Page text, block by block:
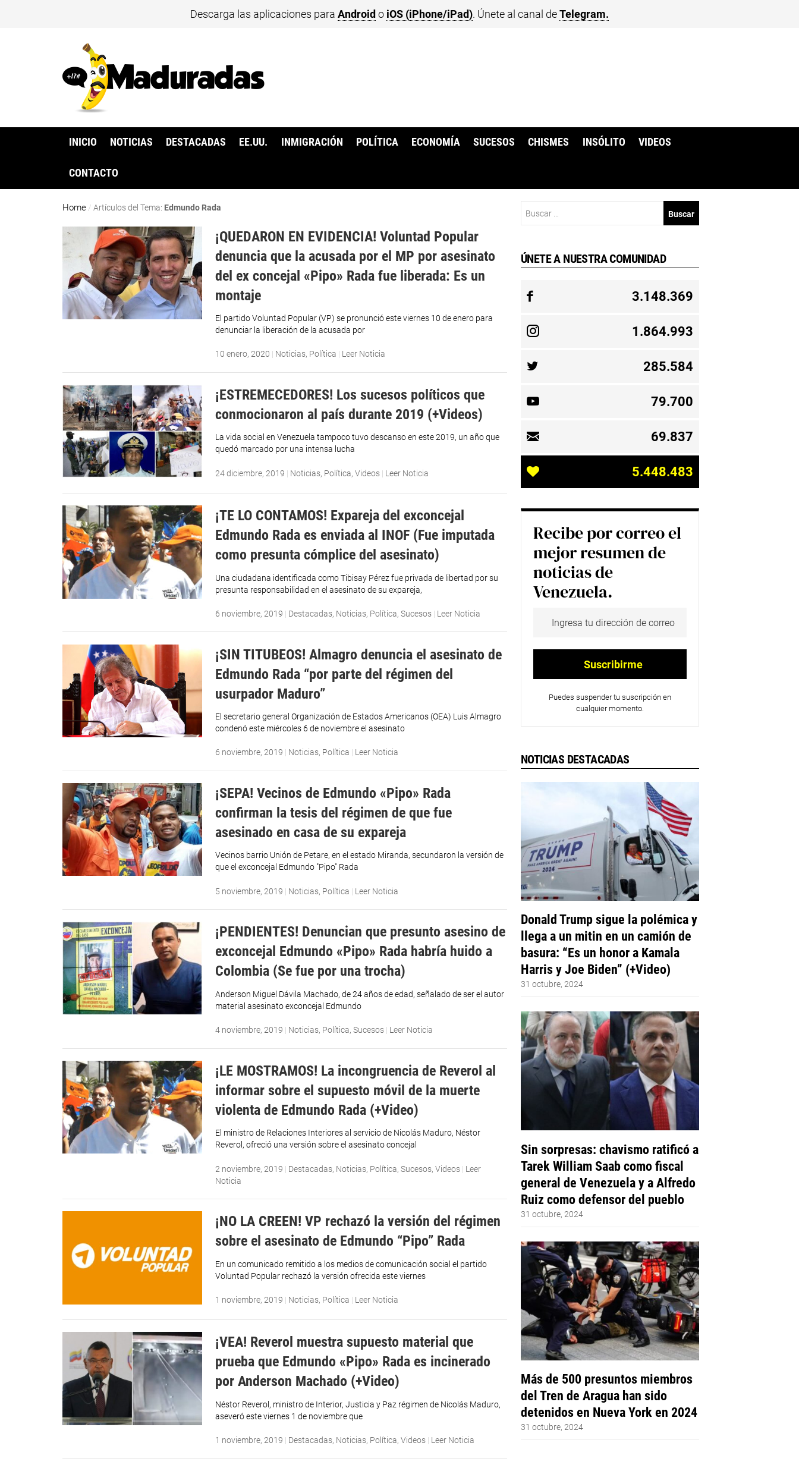
Descarga las aplicaciones para Android o iOS (iPhone/iPad). Únete al canal deTelegram.
INICIO NOTICIAS DESTACADAS EE.UU. INMIGRACIÓN POLÍTICA ECONOMÍA SUCESOS CHISMES INSÓLITO VIDEOS
CONTACTO
Home /Artículos del Tema: Edmundo Rada
¡QUEDARON EN EVIDENCIA! Voluntad Popular
denuncia que la acusada por el MP por asesinato
del ex concejal «Pipo» Rada fue liberada: Es un
montaje
El partido Voluntad Popular (VP) se pronunció este viernes 10 de enero para
denunciar la liberación de la acusada por
10 enero, 2020 | Noticias, Política | Leer Noticia
¡ESTREMECEDORES! Los sucesos políticos que
conmocionaron al país durante 2019 (+Videos)
La vida social en Venezuela tampoco tuvo descanso en este 2019, un año que
quedó marcado por una intensa lucha
24 diciembre, 2019 | Noticias, Política,Videos | Leer Noticia
¡TE LO CONTAMOS! Expareja del exconcejal
Edmundo Rada es enviada al INOF (Fue imputada
como presunta cómplice del asesinato)
Una ciudadana identificada como Tibisay Pérez fue privada de libertad por su
presunta responsabilidad en el asesinato de su expareja,
6 noviembre, 2019 | Destacadas, Noticias, Política,Sucesos | Leer Noticia
¡SIN TITUBEOS! Almagro denuncia el asesinato de
Edmundo Rada “por parte del régimen del
usurpador Maduro”
El secretario general Organización de Estados Americanos (OEA) Luis Almagro
condenó este miércoles 6 de noviembre el asesinato
6 noviembre, 2019 | Noticias, Política | Leer Noticia
¡SEPA! Vecinos de Edmundo «Pipo» Rada
confirman la tesis del régimen de que fue
asesinado en casa de su expareja
Vecinos barrio Unión de Petare, en el estado Miranda, secundaron la versión de
que el exconcejal Edmundo "Pipo" Rada
5 noviembre, 2019 | Noticias, Política | Leer Noticia
¡PENDIENTES! Denuncian que presunto asesino de
exconcejal Edmundo «Pipo» Rada habría huido a
Colombia (Se fue por una trocha)
Anderson Miguel Dávila Machado, de 24 años de edad, señalado de ser el autor
material asesinato exconcejal Edmundo
4 noviembre, 2019 | Noticias, Política,Sucesos | Leer Noticia
¡LE MOSTRAMOS! La incongruencia de Reverol al
informar sobre el supuesto móvil de la muerte
violenta de Edmundo Rada (+Video)
El ministro de Relaciones Interiores al servicio de Nicolás Maduro, Néstor
Reverol, ofreció una versión sobre el asesinato concejal
2 noviembre, 2019 | Destacadas, Noticias, Política,Sucesos,Videos | Leer
Noticia
¡NO LA CREEN! VP rechazó la versión del régimen
sobre el asesinato de Edmundo “Pipo” Rada
En un comunicado remitido a los medios de comunicación social el partido
Voluntad Popular rechazó la versión ofrecida este viernes
1 noviembre, 2019 | Noticias, Política | Leer Noticia
¡VEA! Reverol muestra supuesto material que
prueba que Edmundo «Pipo» Rada es incinerado
por Anderson Machado (+Video)
Néstor Reverol, ministro de Interior, Justicia y Paz régimen de Nicolás Maduro,
aseveró este viernes 1 de noviembre que
1 noviembre, 2019 | Destacadas, Noticias, Política,Videos | Leer Noticia
ÚNETE A NUESTRA COMUNIDAD
3.148.369
1.864.993
285.584
79.700
69.837
5.448.483
Recibe por correo el
mejor resumen de
noticias de
Venezuela.
Puedes suspender tu suscripción en
cualquier momento.
NOTICIAS DESTACADAS
Donald Trump sigue la polémica y
llega a un mitin en un camión de
basura: “Es un honor a Kamala
Harris y Joe Biden” (+Video)
31 octubre, 2024
Sin sorpresas: chavismo ratificó a
Tarek William Saab como fiscal
general de Venezuela y a Alfredo
Ruiz como defensor del pueblo
31 octubre, 2024
Más de 500 presuntos miembros
del Tren de Aragua han sido
detenidos en Nueva York en 2024
31 octubre, 2024